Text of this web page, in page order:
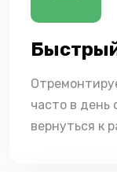
часто в день
вернуться к